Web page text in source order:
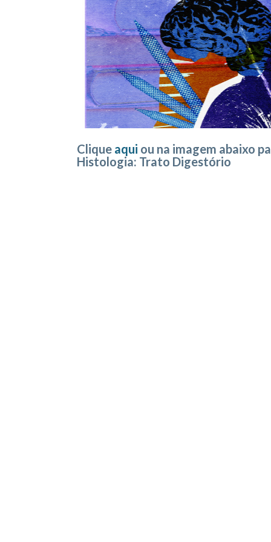
Clique aqui ou na imagem abaixo
Histologia: Trato Digestório